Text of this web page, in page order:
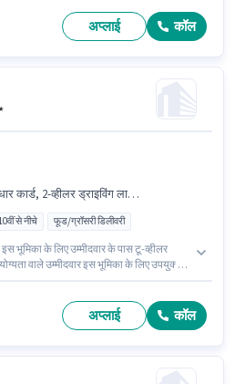
भूमिका के लिए उपयुक्त हैं।
अप्लाई कॉल
बाइक, बैंक अकाउंट, साइकिल, टू-व्हीलर ड्राइविंग, स्मार्टफोन
से नीचे फूड/ग्रॉसरी डिलीवरी
भूमिका के लिए उम्मीदवार के पास टू-व्हीलर
वाले उम्मीदवार इस भूमिका के लिए उपयुक्त
अप्लाई कॉल